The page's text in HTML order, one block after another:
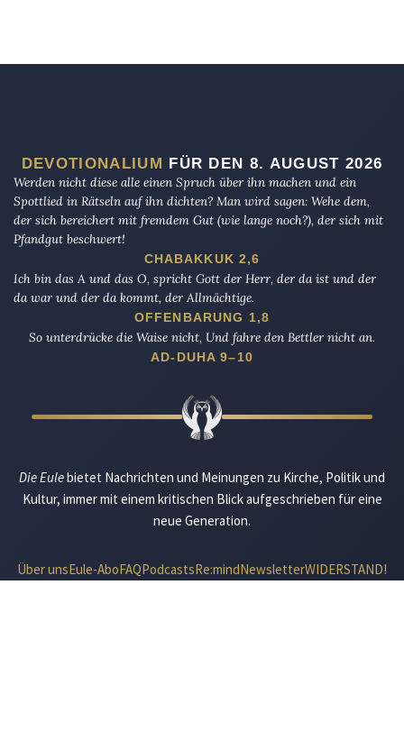
DEVOTIONALIUM FÜR DEN 8. AUGUST 2026
Werden nicht diese alle einen Spruch über ihn machen und ein
Spottlied in Rätseln auf ihn dichten? Man wird sagen: Wehe dem,
der sich bereichert mit fremdem Gut (wie lange noch?), der sich mit
Pfandgut beschwert!
CHABAKKUK 2,6
Ich bin das A und das O, spricht Gott der Herr, der da ist und der
da war und der da kommt, der Allmächtige.
OFFENBARUNG 1,8
So unterdrücke die Waise nicht, Und fahre den Bettler nicht an.
AD-DUHA 9–10
Die Eulebietet Nachrichten und Meinungen zu Kirche, Politik und
Kultur, immer mit einem kritischen Blick aufgeschrieben für eine
neue Generation.
Über unsEule-AboFAQPodcastsRe:mindNewsletterWIDERSTAND!